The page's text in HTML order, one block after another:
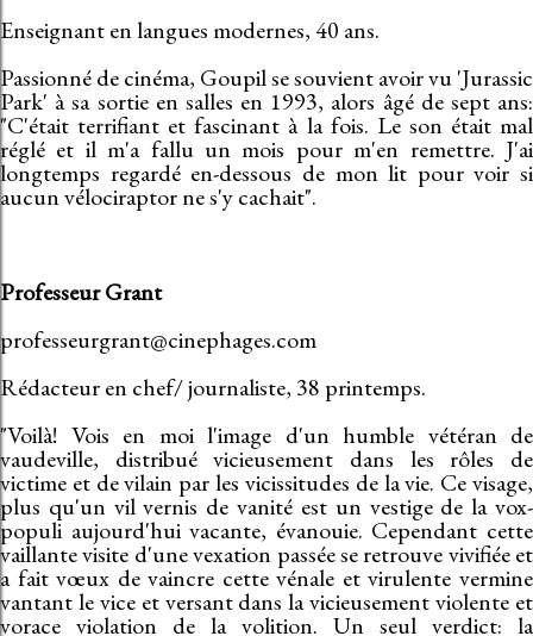
Enseignant en langues modernes, 40 ans.
Passionné de cinéma, Goupil se souvient avoir vu 'Jurassic
Park' à sa sortie en salles en 1993, alors âgé de sept ans:
"C'était terrifiant et fascinant à la fois. Le son était mal
réglé et il m'a fallu un mois pour m'en remettre. J'ai
longtemps regardé en-dessous de mon lit pour voir si
aucun vélociraptor ne s'y cachait".
Professeur Grant
professeurgrant@cinephages.com
Rédacteur en chef/ journaliste, 38 printemps.
"Voilà! Vois en moi l'image d'un humble vétéran de
vaudeville, distribué vicieusement dans les rôles de
victime et de vilain par les vicissitudes de la vie. Ce visage,
plus qu'un vil vernis de vanité est un vestige de la vox-
populi aujourd'hui vacante, évanouie. Cependant cette
vaillante visite d'une vexation passée se retrouve vivifiée et
a fait vœux de vaincre cette vénale et virulente vermine
vantant le vice et versant dans la vicieusement violente et
vorace violation de la volition. Un seul verdict: la